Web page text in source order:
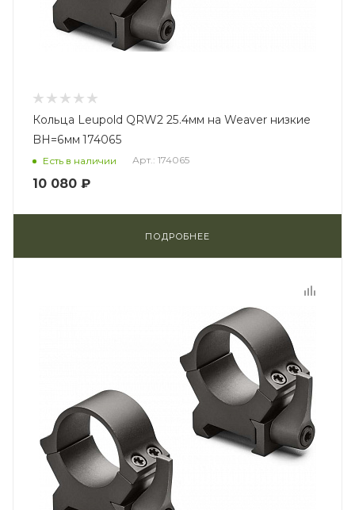
Кольца Leupold QRW2 25.4мм на Weaver низкие
BH=6мм 174065
Есть в наличии Арт.: 174065
10 080 ₽
ПОДРОБНЕЕ